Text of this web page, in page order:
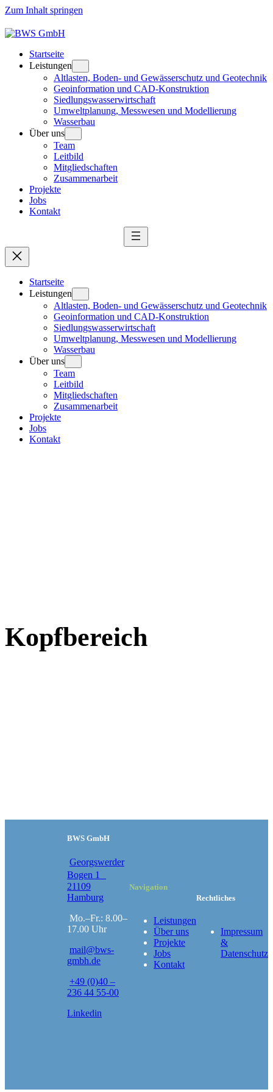
Zum Inhalt springen
Startseite
Leistungen
Altlasten, Boden- und Gewässerschutz und Geotechnik
Geoinformation und CAD-Konstruktion
Siedlungswasserwirtschaft
Umweltplanung, Messwesen und Modellierung
Wasserbau
Über uns
Team
Leitbild
Mitgliedschaften
Zusammenarbeit
Projekte
Jobs
Kontakt
Startseite
Leistungen
Altlasten, Boden- und Gewässerschutz und Geotechnik
Geoinformation und CAD-Konstruktion
Siedlungswasserwirtschaft
Umweltplanung, Messwesen und Modellierung
Wasserbau
Über uns
Team
Leitbild
Mitgliedschaften
Zusammenarbeit
Projekte
Jobs
Kontakt
Kopfbereich
BWS GmbH
Georgswerder
Bogen 1
21109
Hamburg
Mo.–Fr.: 8.00–
17.00 Uhr
mail@bws-
gmbh.de
+49 (0)40 –
236 44 55-00
Linkedin
Navigation
Leistungen
Über uns
Projekte
Jobs
Kontakt
Rechtliches
Impressum
&
Datenschutz